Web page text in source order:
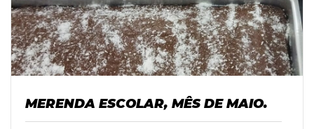
MERENDA ESCOLAR, MÊS DE MAIO.